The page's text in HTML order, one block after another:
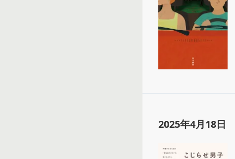
2025年4月18日